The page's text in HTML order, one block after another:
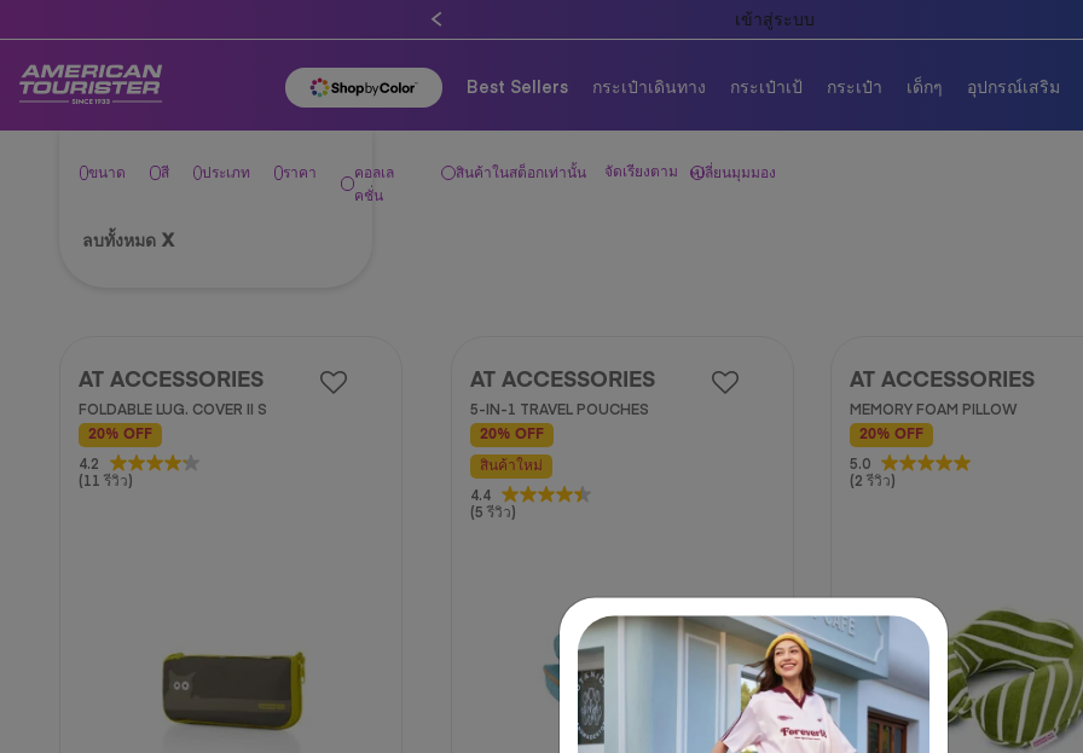
ผ่อน 0% นาน 6 เดือน เมื่อช้อปสินค้าครบ 10,000 บาท
Best Sellers กระเป๋าเดินทาง กระเป๋าเป้ กระเป๋า เด็กๆ อุปกรณ์เสริม
จัดเรียงตาม เปลี่ยนมุมมอง
สินค้าในสต็อกเท่านั้น
ขนาด สี ประเภท ราคา
คอลเล
คชั่น
ลบทั้งหมด X
AT ACCESSORIES
FOLDABLE LUG. COVER II S
20% OFF
4.2
(11 รีวิว)
4.2
จาก
AT ACCESSORIES
5-IN-1 TRAVEL POUCHES
20% OFF
สินค้าใหม่
4.4
(5 รีวิว)
4.4
จาก
AT ACCESSORIES
MEMORY FOAM PILLOW
20% OFF
5.0
(2 รีวิว)
5.0
จาก